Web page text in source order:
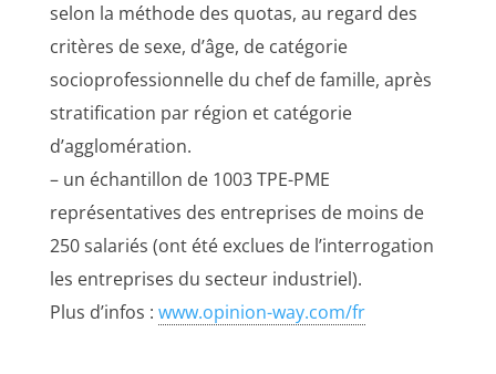
selon la méthode des quotas, au regard des
critères de sexe, d’âge, de catégorie
socioprofessionnelle du chef de famille, après
stratification par région et catégorie
d’agglomération.
– un échantillon de 1003 TPE-PME
représentatives des entreprises de moins de
250 salariés (ont été exclues de l’interrogation
les entreprises du secteur industriel).
Plus d’infos : www.opinion-way.com/fr